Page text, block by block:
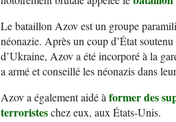
Le bataillon Azov est un groupe
néonazie. Après un coup d’État
d’Ukraine, Azov a été incorporé à la
a armé et conseillé les néonazis dans
Azov a également aidé àformer des
terroristeschez eux, aux États-Unis.